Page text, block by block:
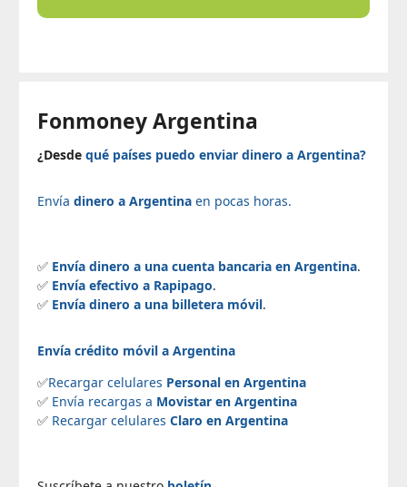
Fonmoney Argentina
¿Desde qué países puedo enviar dinero a Argentina?
Envía dinero a Argentina en pocas horas.
✅ Envía dinero a una cuenta bancaria en Argentina.
✅ Envía efectivo a Rapipago.
✅ Envía dinero a una billetera móvil.
Envía crédito móvil a Argentina
✅Recargar celulares Personal en Argentina
✅ Envía recargas a Movistar en Argentina
✅ Recargar celulares Claro en Argentina